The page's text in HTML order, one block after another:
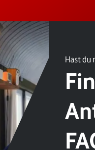
Hast du